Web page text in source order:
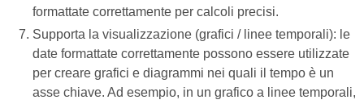
formattate correttamente per calcoli precisi.
Supporta la visualizzazione (grafici / linee temporali): le
date formattate correttamente possono essere utilizzate
per creare grafici e diagrammi nei quali il tempo è un
asse chiave. Ad esempio, in un grafico a linee temporali,